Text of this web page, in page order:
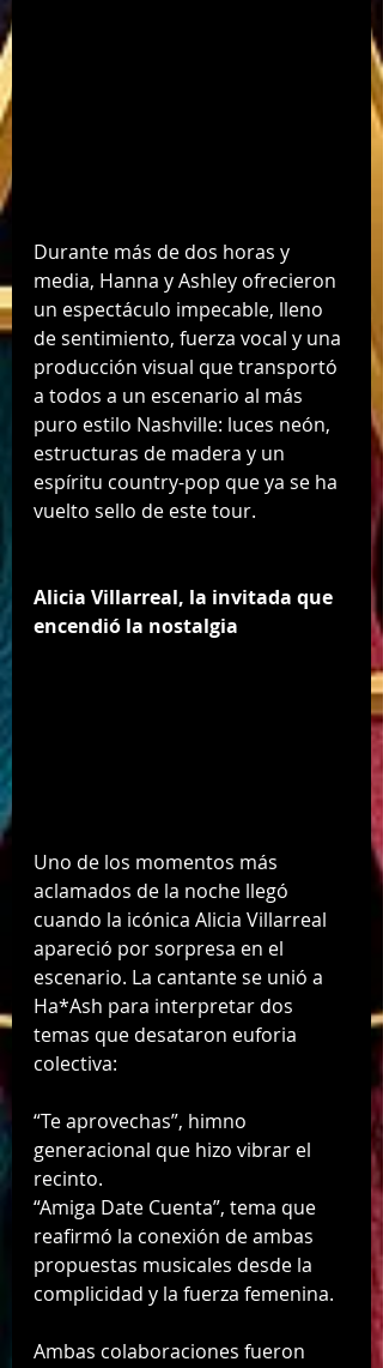
Durante más de dos horas y
media, Hanna y Ashley ofrecieron
un espectáculo impecable, lleno
de sentimiento, fuerza vocal y una
producción visual que transportó
a todos a un escenario al más
puro estilo Nashville: luces neón,
estructuras de madera y un
espíritu country-pop que ya se ha
vuelto sello de este tour.
Alicia Villarreal, la invitada que
encendió la nostalgia
Uno de los momentos más
aclamados de la noche llegó
cuando la icónica Alicia Villarreal
apareció por sorpresa en el
escenario. La cantante se unió a
Ha*Ash para interpretar dos
temas que desataron euforia
colectiva:
“Te aprovechas”, himno
generacional que hizo vibrar el
recinto.
“Amiga Date Cuenta”, tema que
reafirmó la conexión de ambas
propuestas musicales desde la
complicidad y la fuerza femenina.
Ambas colaboraciones fueron